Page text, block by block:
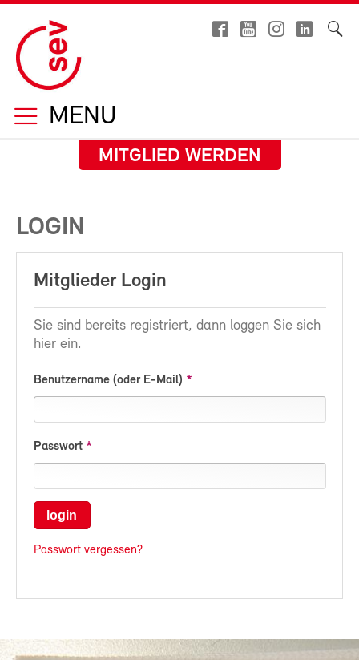
MENU
MITGLIED WERDEN
LOGIN
Mitglieder Login
Sie sind bereits registriert, dann loggen Sie sich
hier ein.
Benutzername (oder E-Mail)
Passwort
login
Passwort vergessen?